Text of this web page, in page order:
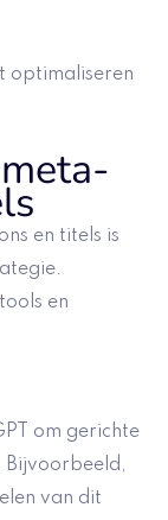
optimaliseren
en titels is
en
om gerichte
Bijvoorbeeld,
van dit